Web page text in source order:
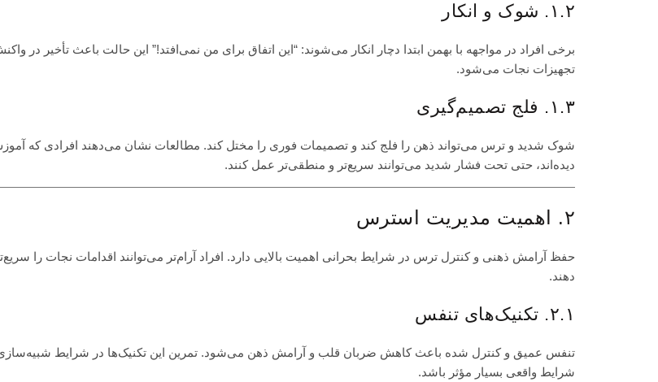
۱.۲. شوک و انکار
برخی افراد در مواجهه با بهمن ابتدا دچار انکار می‌شوند: “این اتفاق برای من نمی‌افتد!” این حالت باعث تأخیر در
تجهیزات نجات می‌شود.
۱.۳. فلج تصمیم‌گیری
شوک شدید و ترس می‌تواند ذهن را فلج کند و تصمیمات فوری را مختل کند. مطالعات نشان می‌دهند افرادی که
دیده‌اند، حتی تحت فشار شدید می‌توانند سریع‌تر و منطقی‌تر عمل کنند.
۲. اهمیت مدیریت استرس
حفظ آرامش ذهنی و کنترل ترس در شرایط بحرانی اهمیت بالایی دارد. افراد آرام‌تر می‌توانند اقدامات نجات را
دهند.
۲.۱. تکنیک‌های تنفس
تنفس عمیق و کنترل شده باعث کاهش ضربان قلب و آرامش ذهن می‌شود. تمرین این تکنیک‌ها در شرایط
شرایط واقعی بسیار مؤثر باشد.